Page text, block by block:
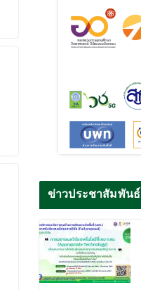
ข่าวประชาสัมพันธ์